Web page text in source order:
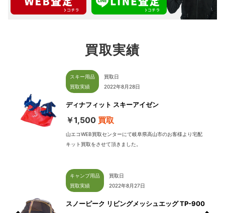
買取実績
スキー用品
買取実績
買取日
2022年8月28日
ディナフィット スキーアイゼン
￥1,500 買取
山エコWEB買取センターにて岐阜県高山市のお客様より宅配
キット買取をさせて頂きました。
キャンプ用品
買取実績
買取日
2022年8月27日
スノーピーク リビングメッシュエッグ TP-900